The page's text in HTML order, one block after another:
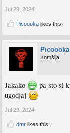
Jul 29, 2024
Picoooka likes this.
Picoooka
Komšija
Jakako
pa sto si
ugodjaj
Jul 29, 2024
dmr likes this.